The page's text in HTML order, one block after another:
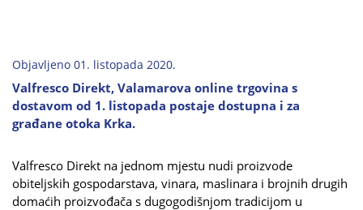
Objavljeno 01. listopada 2020.
Valfresco Direkt, Valamarova online trgovina s
dostavom od 1. listopada postaje dostupna i za
građane otoka Krka.
Valfresco Direkt na jednom mjestu nudi proizvode
obiteljskih gospodarstava, vinara, maslinara i brojnih drugih
domaćih proizvođača s dugogodišnjom tradicijom u